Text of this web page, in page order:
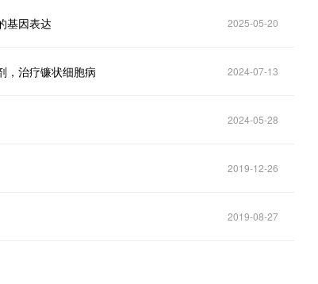
基因表达 2025-05-20
，治疗镰状细胞病 2024-07-13
2024-05-28
2019-12-26
2019-08-27